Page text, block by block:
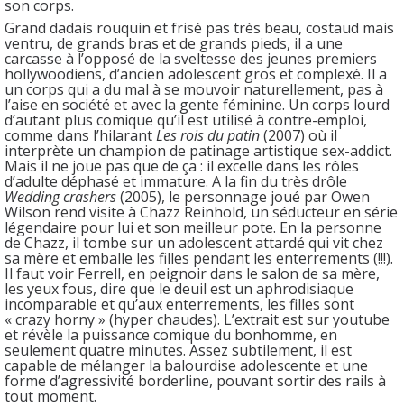
son corps.
Grand dadais rouquin et frisé pas très beau, costaud mais
ventru, de grands bras et de grands pieds, il a une
carcasse à l’opposé de la sveltesse des jeunes premiers
hollywoodiens, d’ancien adolescent gros et complexé. Il a
un corps qui a du mal à se mouvoir naturellement, pas à
l’aise en société et avec la gente féminine. Un corps lourd
d’autant plus comique qu’il est utilisé à contre-emploi,
comme dans l’hilarantLes rois du patin(2007) où il
interprète un champion de patinage artistique sex-addict.
Mais il ne joue pas que de ça : il excelle dans les rôles
d’adulte déphasé et immature. A la fin du très drôle
Wedding crashers(2005), le personnage joué par Owen
Wilson rend visite à Chazz Reinhold, un séducteur en série
légendaire pour lui et son meilleur pote. En la personne
de Chazz, il tombe sur un adolescent attardé qui vit chez
sa mère et emballe les filles pendant les enterrements (!!!).
Il faut voir Ferrell, en peignoir dans le salon de sa mère,
les yeux fous, dire que le deuil est un aphrodisiaque
incomparable et qu’aux enterrements, les filles sont
« crazy horny » (hyper chaudes). L’extrait est sur youtube
et révèle la puissance comique du bonhomme, en
seulement quatre minutes. Assez subtilement, il est
capable de mélanger la balourdise adolescente et une
forme d’agressivité borderline, pouvant sortir des rails à
tout moment.